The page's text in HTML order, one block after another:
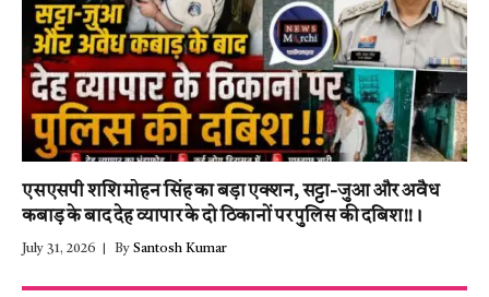
एसएसपी शशि मोहन सिंह का बड़ा एक्शन, सट्टा-जुआ और अवैध
कबाड़ के बाद देह व्यापार के दो ठिकानों पर पुलिस की दबिश!!।
July 31, 2026 By Santosh Kumar